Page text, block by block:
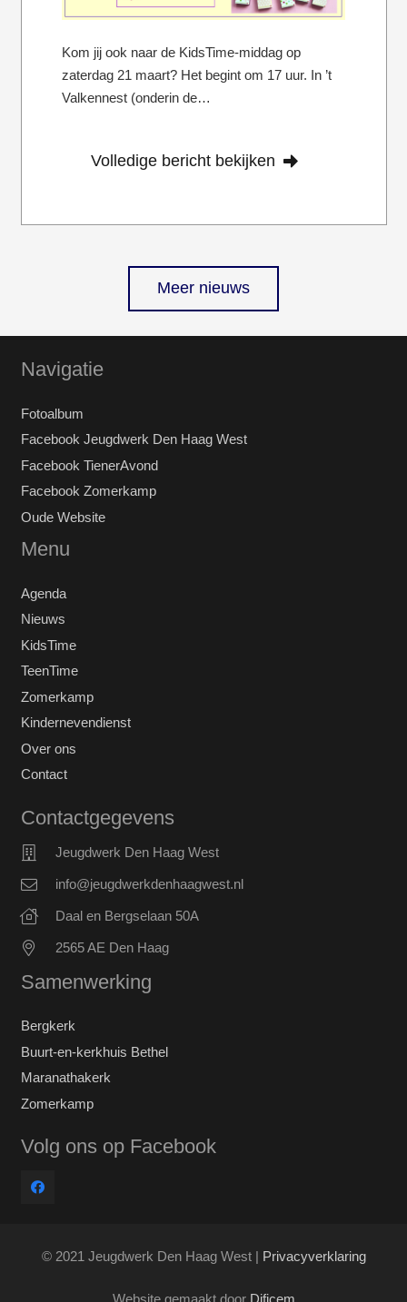
Kom jij ook naar de KidsTime-middag op
zaterdag 21 maart? Het begint om 17 uur. In ’t
Valkennest (onderin de…
Volledige bericht bekijken
Meer nieuws
Navigatie
Fotoalbum
Facebook Jeugdwerk Den Haag West
Facebook TienerAvond
Facebook Zomerkamp
Oude Website
Menu
Agenda
Nieuws
KidsTime
TeenTime
Zomerkamp
Kindernevendienst
Over ons
Contact
Contactgegevens
Jeugdwerk Den Haag West
info@jeugdwerkdenhaagwest.nl
Daal en Bergselaan 50A
2565 AE Den Haag
Samenwerking
Bergkerk
Buurt-en-kerkhuis Bethel
Maranathakerk
Zomerkamp
Volg ons op Facebook
© 2021 Jeugdwerk Den Haag West | Privacyverklaring